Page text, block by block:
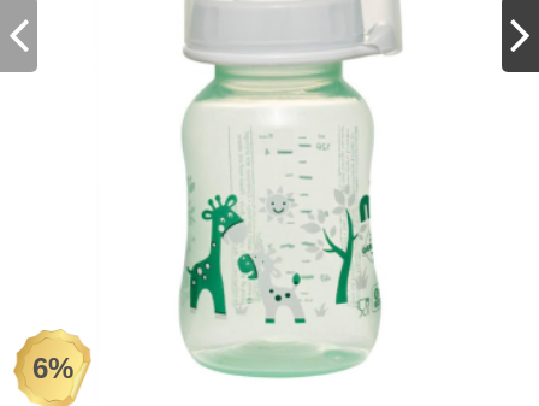
Hranilice, flašice i cucle
Monitori, Ogradice i tricikli
Posteljine, vrećice i baldahini
Igračke za bebe i decu
AKCIJA
Prodavnica
6%